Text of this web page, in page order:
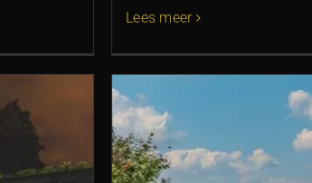
Lees meer